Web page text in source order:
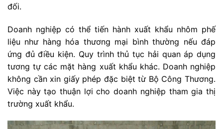
đối.
Doanh nghiệp có thể tiến hành xuất khẩu nhôm phế
liệu như hàng hóa thương mại bình thường nếu đáp
ứng đủ điều kiện. Quy trình thủ tục hải quan áp dụng
tương tự các mặt hàng xuất khẩu khác. Doanh nghiệp
không cần xin giấy phép đặc biệt từ Bộ Công Thương.
Việc này tạo thuận lợi cho doanh nghiệp tham gia thị
trường xuất khẩu.